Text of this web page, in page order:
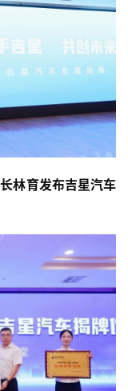
林育发布吉星汽车